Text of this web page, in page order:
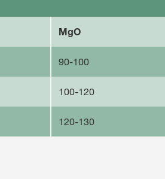
MgO
90-100
100-120
120-130